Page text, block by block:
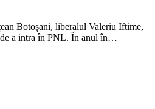
Botoșani, liberalul Valeriu Iftime,
de a intra în PNL. În anul în…